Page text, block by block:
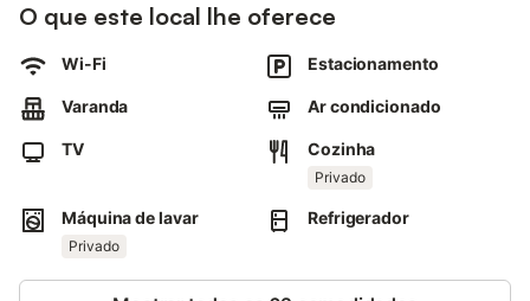
disponíveis.
No exterior, aproveite o terraço privado sem cobertura, ideal
para relaxar e apreciar a envolvência.
Tem ainda um grelhador privado para cozinhar e fazer refeições
ao ar livre.
A propriedade dispõe de 2 lugares de estacionamento no local
e existe estacionamento adicional na rua. Recomendamos
alugar um veículo próprio para explorar mais facilmente a ilha,
embora existam paragens de transportes públicos próximas.
O que este local lhe oferece
Wi-Fi Estacionamento
Varanda Ar condicionado
TV Cozinha
Privado
Máquina de lavar
Privado
Refrigerador